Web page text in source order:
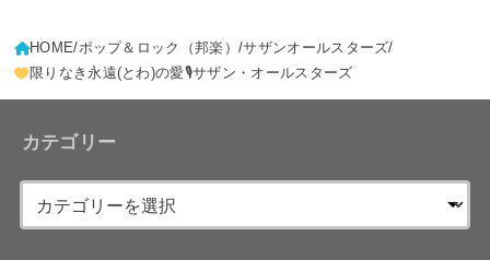
HOME ポップ＆ロック（邦楽）
サザンオールスターズ
限りなき永遠(とわ)の愛🎙サザン・オールスターズ
カテゴリー